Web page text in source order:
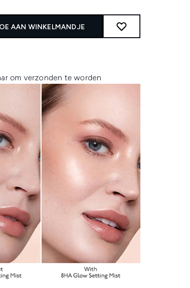
AAN WINKELMANDJE
om verzonden te worden